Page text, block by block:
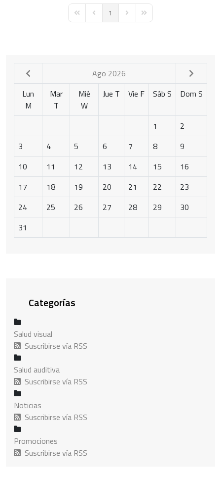
First PagePrevious Page
1 Next PageLast Page
Ago 2026
Lun
M
Mar
T
Mié
W
Jue T Vie F Sáb S Dom S
1
2
3
4 5 6 7 8
9
10
11 12 13 14 15
16
17
18 19 20 21 22
23
24
25 26 27 28 29
30
31
Categorías
Salud visual
Suscribirse vía RSS
Salud auditiva
Suscribirse vía RSS
Noticias
Suscribirse vía RSS
Promociones
Suscribirse vía RSS